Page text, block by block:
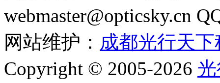
webmaster@opticsky.cn
网站维护： 成都光行天
Copyright © 2005-2026